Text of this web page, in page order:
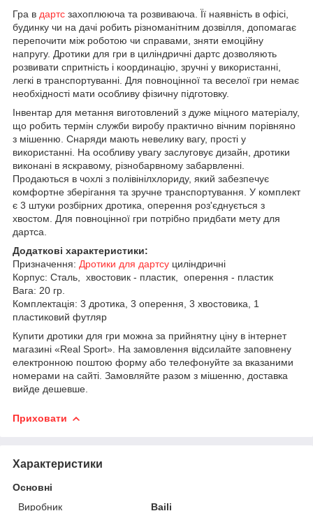
Гра в дартс захоплююча та розвиваюча. Її наявність в офісі,
будинку чи на дачі робить різноманітним дозвілля, допомагає
перепочити між роботою чи справами, зняти емоційну
напругу. Дротики для гри в циліндричні дартс дозволяють
розвивати спритність і координацію, зручні у використанні,
легкі в транспортуванні. Для повноцінної та веселої гри немає
необхідності мати особливу фізичну підготовку.
Інвентар для метання виготовлений з дуже міцного матеріалу,
що робить термін служби виробу практично вічним порівняно
з мішенню. Снаряди мають невелику вагу, прості у
використанні. На особливу увагу заслуговує дизайн, дротики
виконані в яскравому, різнобарвному забарвленні.
Продаються в чохлі з полівінілхлориду, який забезпечує
комфортне зберігання та зручне транспортування. У комплект
є 3 штуки розбірних дротика, оперення роз'єднується з
хвостом.
Для повноцінної гри потрібно придбати мету для
дартса.
Додаткові характеристики:
Призначення: Дротики для дартсу циліндричні
Корпус: Сталь, хвостовик - пластик, оперення - пластик
Вага: 20 гр.
Комплектація: 3 дротика, 3 оперення, 3 хвостовика, 1
пластиковий футляр
Купити дротики для гри можна за прийнятну ціну в інтернет
магазині «Real Sport». На замовлення відсилайте заповнену
електронною поштою форму або телефонуйте за вказаними
номерами на сайті. Замовляйте разом з мішенню, доставка
вийде дешевше.
Приховати
Характеристики
Основні
Виробник
Baili